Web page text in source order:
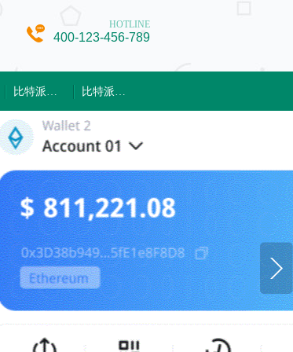
HOTLINE
400-123-456-789
比特派官网 比特派钱包